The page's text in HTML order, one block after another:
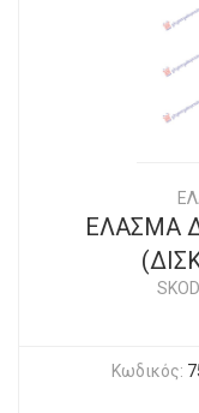
ΕΛΑΣΜΑ
Κωδικός: